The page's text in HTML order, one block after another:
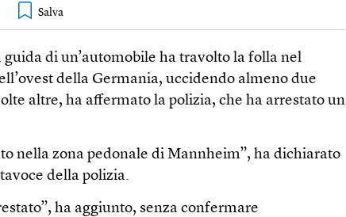
guida di un’automobile ha travolto la folla nel
della Germania, uccidendo almeno due
altre, ha affermato la polizia, che ha arrestato un
nella zona pedonale di Mannheim”, ha dichiarato
della polizia.
ha aggiunto, senza confermare